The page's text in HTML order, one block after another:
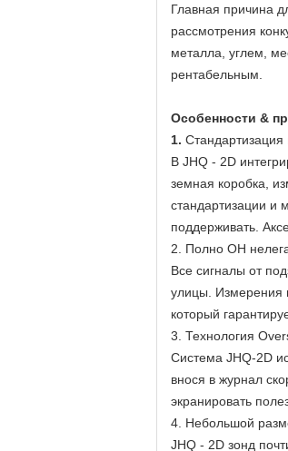
Главная причина
рассмотрения
металла, углем,
рентабельным.
Особенности &
1. Стандартизация
В JHQ - 2D
земная коробка,
стандартизации и
поддерживать.
2. Полно ОН
Все сигналы от
улицы. Измерения
который
3. Технология
Система JHQ-2D
внося в журнал
экранировать
4. Небольшой
JHQ - 2D зонд